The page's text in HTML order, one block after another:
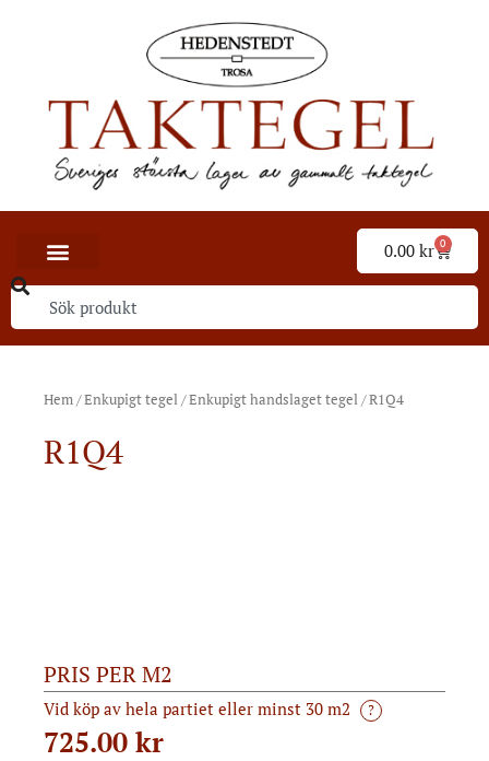
0.00 kr 0
Hem/Enkupigt tegel/Enkupigt handslaget tegel/ R1Q4
R1Q4
PRIS PER M2
Vid köp av hela partiet eller minst 30 m2 ?
725.00 kr